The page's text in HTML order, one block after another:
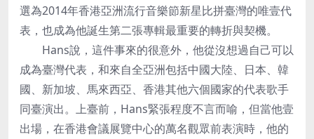
選為2014年香港亞洲流行音樂節新星比拼臺灣的唯壹代
表，也成為他誕生第二張專輯最重要的轉折與契機。
Hans說，這件事來的很意外，他從沒想過自己可以
成為臺灣代表，和來自全亞洲包括中國大陸、日本、韓
國、新加坡、馬來西亞、香港其他六個國家的代表歌手
同臺演出。上臺前，Hans緊張程度不言而喻，但當他壹
出場，在香港會議展覽中心的萬名觀眾前表演時，他的